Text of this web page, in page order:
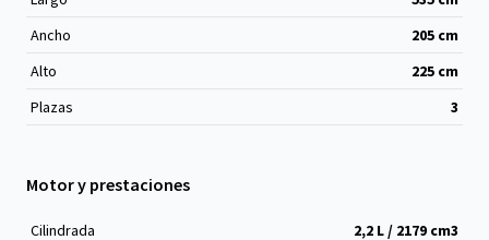
Ancho
205 cm
Alto
225 cm
Plazas
3
Motor y prestaciones
Cilindrada 2,2 L / 2179 cm3